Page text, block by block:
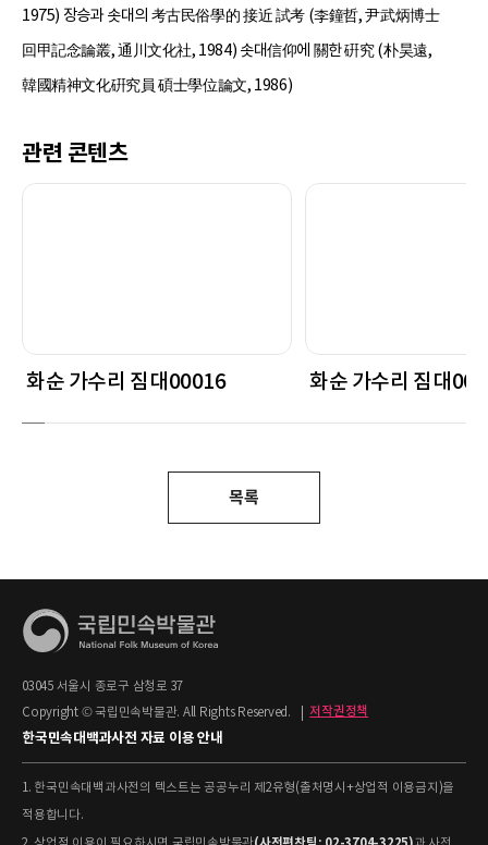
1975) 장승과 솟대의 考古民俗學的 接近 試考 (李鐘哲, 尹武炳博士
回甲記念論叢, 通川文化社, 1984) 솟대信仰에 關한 硏究 (朴昊遠,
韓國精神文化硏究員 碩士學位論文, 1986)
관련 콘텐츠
화순 가수리 짐대00016 화순 가수리 짐대
목록
03045 서울시 종로구 삼청로 37
Copyright © 국립민속박물관. All Rights Reserved.
저작권정책
한국민속대백과사전 자료 이용 안내
1. 한국민속대백과사전의 텍스트는 공공누리 제2유형(출처명시+상업적 이용금지)을
적용합니다.